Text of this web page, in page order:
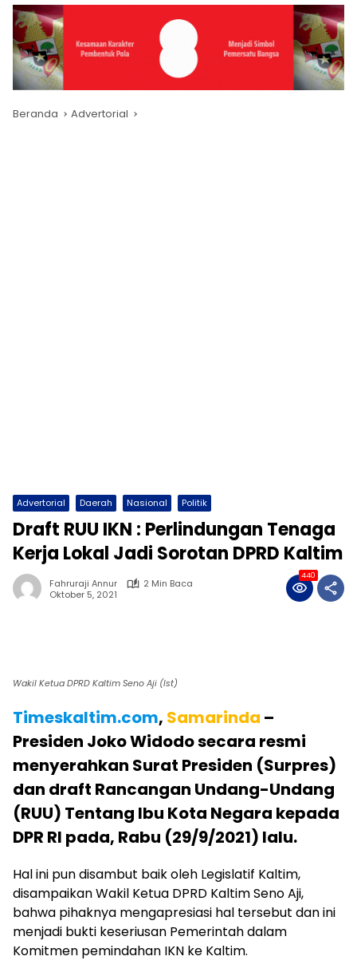
Beranda Advertorial
Advertorial Daerah Nasional Politik
Draft RUU IKN : Perlindungan Tenaga
Kerja Lokal Jadi Sorotan DPRD Kaltim
Fahruraji Annur
2 Min Baca
Oktober 5, 2021
440
Wakil Ketua DPRD Kaltim Seno Aji (Ist)
Timeskaltim.com, Samarinda –
Presiden Joko Widodo secara resmi
menyerahkan Surat Presiden (Surpres)
dan draft Rancangan Undang-Undang
(RUU) Tentang Ibu Kota Negara kepada
DPR RI pada, Rabu (29/9/2021) lalu.
Hal ini pun disambut baik oleh Legislatif Kaltim,
disampaikan Wakil Ketua DPRD Kaltim Seno Aji,
bahwa pihaknya mengapresiasi hal tersebut dan ini
menjadi bukti keseriusan Pemerintah dalam
Komitmen pemindahan IKN ke Kaltim.